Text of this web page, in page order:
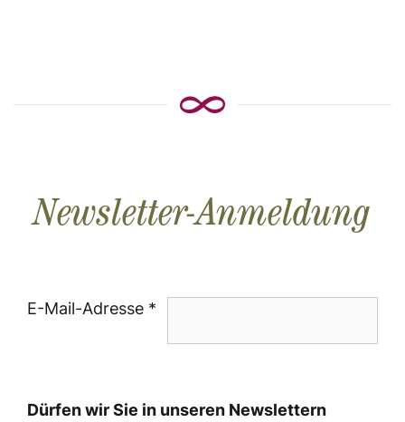
Newsletter-Anmeldung
E-Mail-Adresse *
Dürfen wir Sie in unseren Newslettern